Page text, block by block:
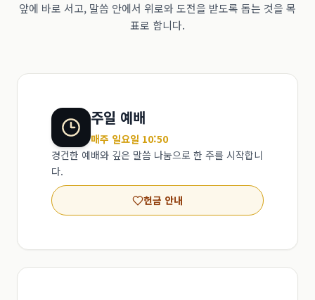
앞에 바로 서고, 말씀 안에서 위로와 도전을 받도록 돕는 것을 목
표로 합니다.
주일 예배
매주 일요일 10:50
경건한 예배와 깊은 말씀 나눔으로 한 주를 시작합니
다.
헌금 안내